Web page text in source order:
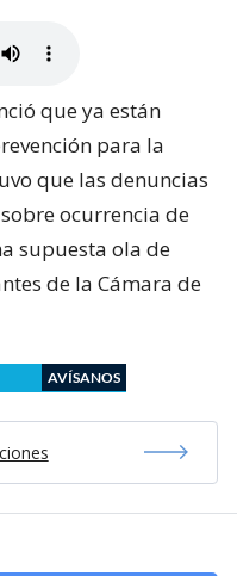
que ya están
para la
que las denuncias
ocurrencia de
supuesta ola de
de la Cámara de
AVÍSANOS